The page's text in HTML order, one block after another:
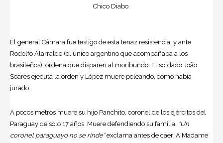
Chico Diabo.
El general Cámara fue testigo de esta tenaz resistencia, y ante
Rodolfo Alarralde (el único argentino que acompañaba a los
brasileños), ordena que disparen al moribundo. El soldado João
Soares ejecuta la orden y López muere peleando, como había
jurado.
A pocos metros muere su hijo Panchito, coronel de los ejércitos del
Paraguay de solo 17 años. Muere defendiendo su familia. “Un
coronel paraguayo no se rinde”exclama antes de caer. A Madame